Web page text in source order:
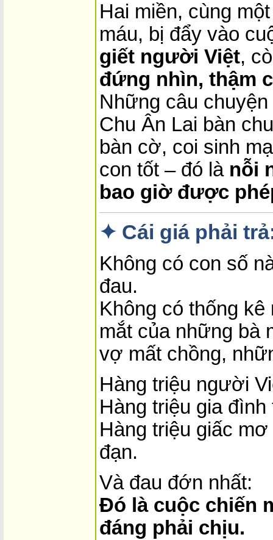
Hai miền, cùng
máu, bị đẩy vào
giết người Việt,
đứng nhìn, thậm
Những câu
Chu Ân Lai bàn
bàn cờ, coi sinh
con tốt – đó là nỗi
bao giờ được
✦ Cái giá phải
Không có con số
đau.
Không có thống
mắt của những bà
vợ mất chồng,
Hàng triệu người
Hàng triệu gia đình
Hàng triệu giấc
đạn.
Và đau đớn nhất:
Đó là cuộc chiến
đáng phải chịu.